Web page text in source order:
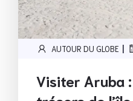
AUTOUR DU GLOBE |
Visiter Aruba